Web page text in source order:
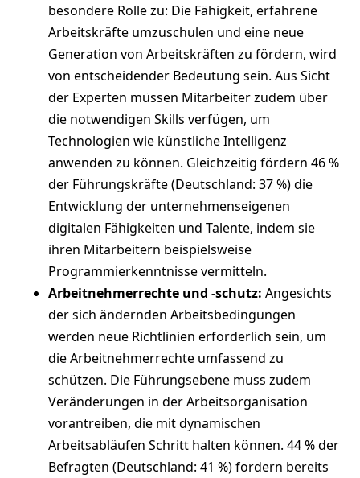
besondere Rolle zu: Die Fähigkeit, erfahrene
Arbeitskräfte umzuschulen und eine neue
Generation von Arbeitskräften zu fördern, wird
von entscheidender Bedeutung sein. Aus Sicht
der Experten müssen Mitarbeiter zudem über
die notwendigen Skills verfügen, um
Technologien wie künstliche Intelligenz
anwenden zu können. Gleichzeitig fördern 46 %
der Führungskräfte (Deutschland: 37 %) die
Entwicklung der unternehmenseigenen
digitalen Fähigkeiten und Talente, indem sie
ihren Mitarbeitern beispielsweise
Programmierkenntnisse vermitteln.
Arbeitnehmerrechte und -schutz: Angesichts
der sich ändernden Arbeitsbedingungen
werden neue Richtlinien erforderlich sein, um
die Arbeitnehmerrechte umfassend zu
schützen. Die Führungsebene muss zudem
Veränderungen in der Arbeitsorganisation
vorantreiben, die mit dynamischen
Arbeitsabläufen Schritt halten können. 44 % der
Befragten (Deutschland: 41 %) fordern bereits